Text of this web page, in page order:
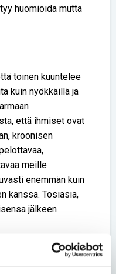
huomioida mutta
toinen kuuntelee
kuin nyökkäillä ja
että ihmiset ovat
kroonisen
meille
enemmän kuin
kanssa. Tosiasia,
jälkeen
sairauteen, on